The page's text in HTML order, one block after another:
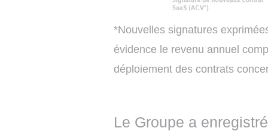
*Nouvelles signatures
évidence le revenu annuel
déploiement des contrats
Le Groupe a